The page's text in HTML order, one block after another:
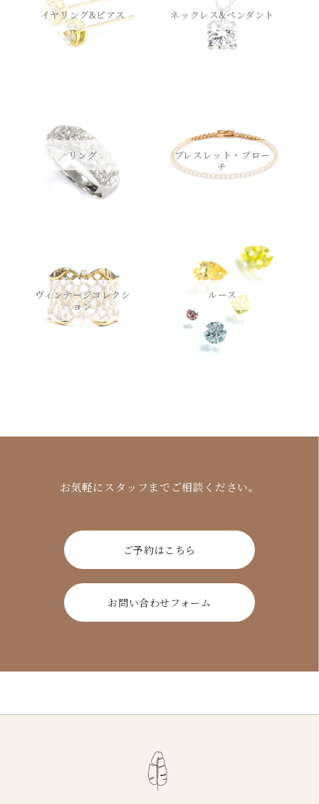
イヤリング&ピアス ネックレス&ペンダント
リング
ブレスレット・ブロー
チ
ヴィンテージコレクシ
ョン
ルース
お気軽にスタッフまでご相談ください。
ご予約はこちら
お問い合わせフォーム